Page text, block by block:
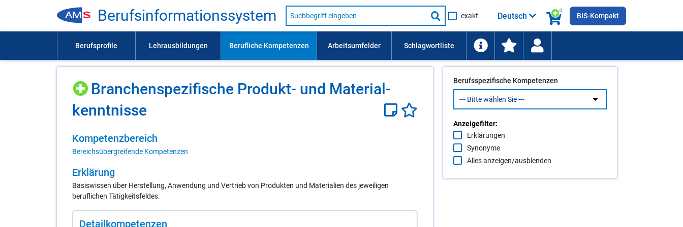
Be­rufs­in­for­ma­ti­ons­sys­tem
Suche
nach
Lehrausbildung,
usw.
Suche
starten
exakt
0
Deutsch BIS-Kompakt
Bran­chen­spe­zi­fi­sche Pro­dukt- und Ma­te­ri­al­
kennt­nis­se
Kom­pe­tenz­be­reich
Bereichsübergreifende Kompetenzen
Er­klä­rung
Basiswissen über Herstellung, Anwendung und Vertrieb von Produkten und Materialien des jeweiligen
beruflichen Tätigkeitsfeldes.
De­tail­kom­pe­ten­zen
Berufsspezifische Kompetenzen
Anzeigefilter:
Erklärungen
Synonyme
Alles anzeigen/ausblenden